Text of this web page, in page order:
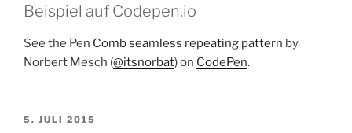
Beispiel auf Codepen.io
See the Pen Comb seamless repeating pattern by
Norbert Mesch (@itsnorbat) on CodePen.
VERÖFFENTLICHT
5. JULI 2015